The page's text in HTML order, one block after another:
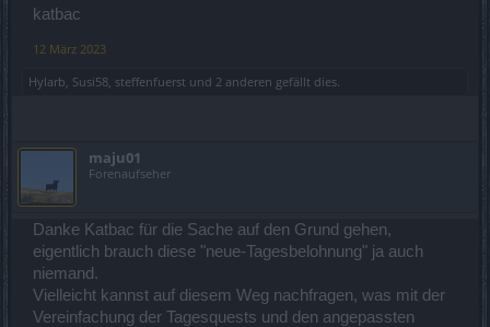
katbac
12 März 2023
Hylarb Susi58 steffenfuerst und 2 anderen gefällt dies.
maju01
Forenaufseher
Danke Katbac für die Sache auf den Grund gehen,
eigentlich brauch diese "neue-Tagesbelohnung" ja auch
niemand.
Vielleicht kannst auf diesem Weg nachfragen, was mit der
Vereinfachung der Tagesquests und den angepassten